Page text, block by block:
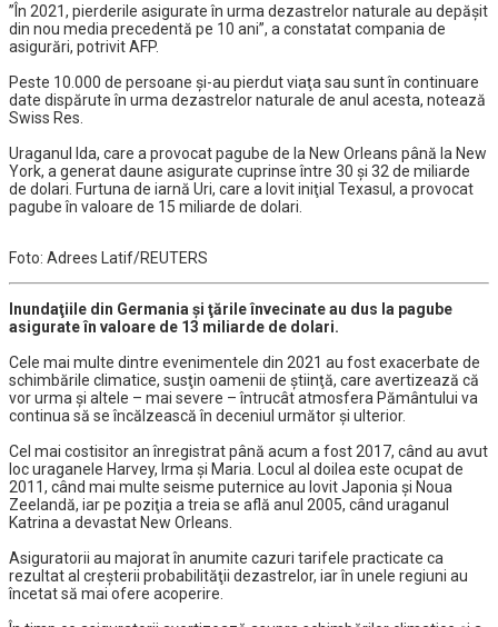
”În 2021, pierderile asigurate în urma dezastrelor naturale au depăşit
din nou media precedentă pe 10 ani”, a constatat compania de
asigurări, potrivit AFP.
Peste 10.000 de persoane şi-au pierdut viaţa sau sunt în continuare
date dispărute în urma dezastrelor naturale de anul acesta, notează
Swiss Res.
Uraganul Ida, care a provocat pagube de la New Orleans până la New
York, a generat daune asigurate cuprinse între 30 şi 32 de miliarde
de dolari. Furtuna de iarnă Uri, care a lovit iniţial Texasul, a provocat
pagube în valoare de 15 miliarde de dolari.
Foto: Adrees Latif/REUTERS
Inundaţiile din Germania şi ţările învecinate au dus la pagube
asigurate în valoare de 13 miliarde de dolari.
Cele mai multe dintre evenimentele din 2021 au fost exacerbate de
schimbările climatice, susţin oamenii de ştiinţă, care avertizează că
vor urma şi altele – mai severe – întrucât atmosfera Pământului va
continua să se încălzească în deceniul următor şi ulterior.
Cel mai costisitor an înregistrat până acum a fost 2017, când au avut
loc uraganele Harvey, Irma şi Maria. Locul al doilea este ocupat de
2011, când mai multe seisme puternice au lovit Japonia şi Noua
Zeelandă, iar pe poziţia a treia se află anul 2005, când uraganul
Katrina a devastat New Orleans.
Asiguratorii au majorat în anumite cazuri tarifele practicate ca
rezultat al creşterii probabilităţii dezastrelor, iar în unele regiuni au
încetat să mai ofere acoperire.